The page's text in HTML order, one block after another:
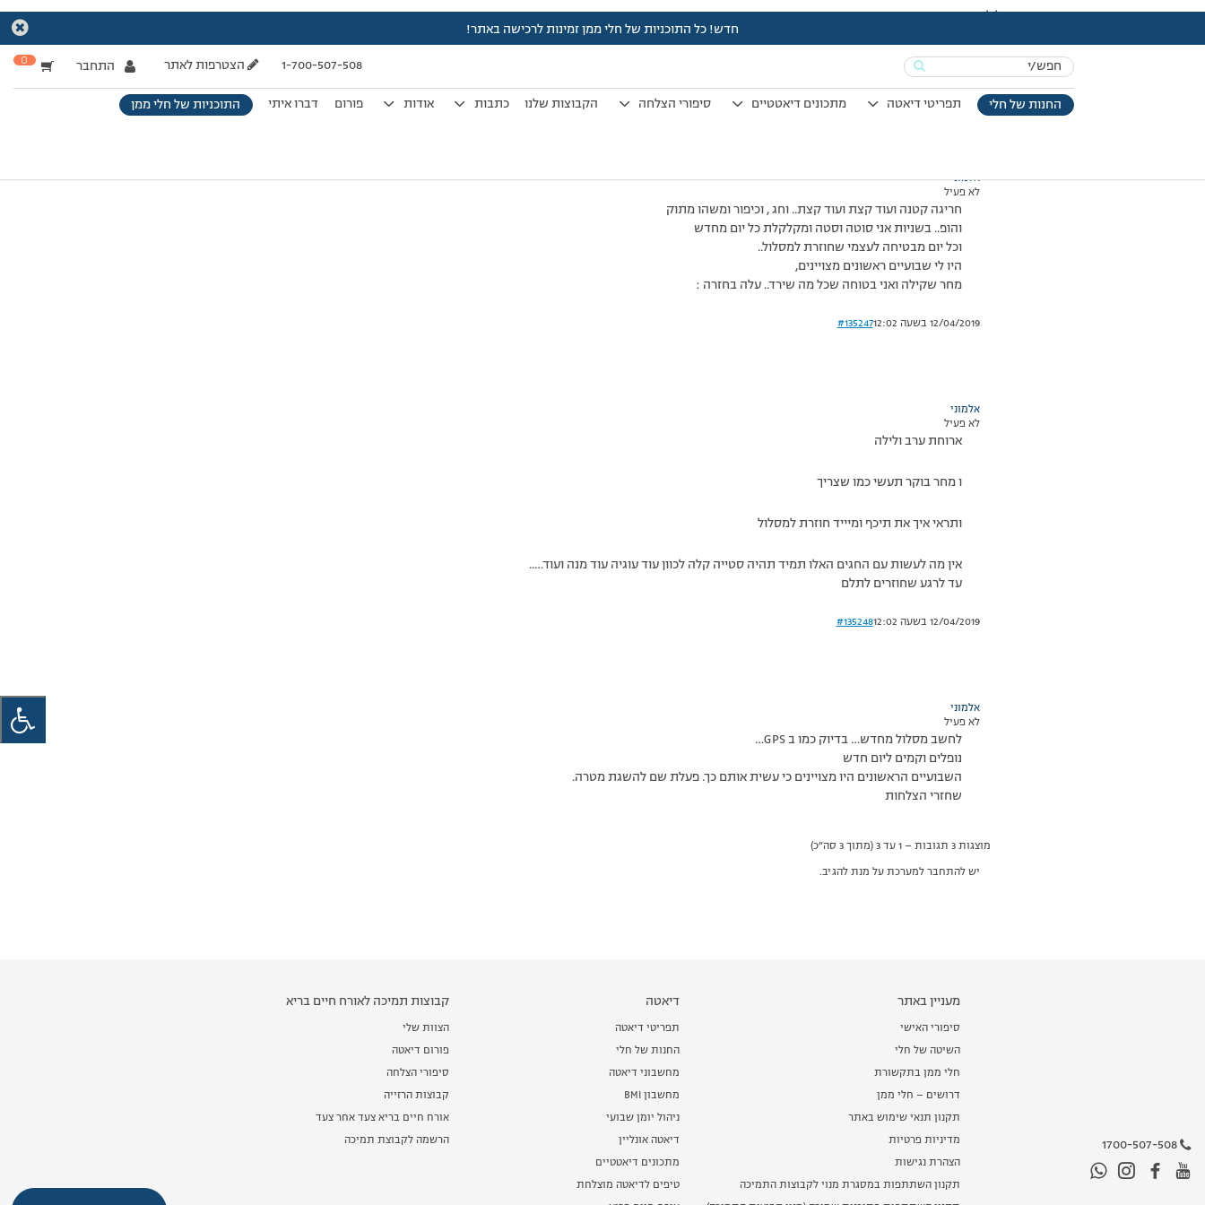
חדש! כל התוכניות של חלי ממן זמינות לרכישה באתר!
Search
for:
1-700-507-508 הצטרפות לאתר התחבר 0
החנות של חלי תפריטי דיאטה מתכונים דיאטטיים סיפורי הצלחה הקבוצות שלנו כתבות אודות פורום דברו איתי התוכניות של חלי ממן
עמוד הבית>דיונים>פורום>ירדתי מהמסלול
מוצגות 3 תגובות – 1 עד 3 (מתוך 3 סה״כ)
05/10/2014 בשעה 14:48
#135246
אלמוני
לא פעיל
חריגה קטנה ועוד קצת ועוד קצת.. וחג , וכיפור ומשהו מתוק
והופ.. בשניות אני סוטה וסטה ומקלקלת כל יום מחדש
וכל יום מבטיחה לעצמי שחוזרת למסלול..
היו לי שבועיים ראשונים מצויינים,
מחר שקילה ואני בטוחה שכל מה שירד.. עלה בחזרה :
12/04/2019 בשעה 12:02 #135247
אלמוני
לא פעיל
ארוחת ערב ולילה
ו מחר בוקר תעשי כמו שצריך
ותראי איך את תיכף ומיייד חוזרת למסלול
אין מה לעשות עם החגים האלו תמיד תהיה סטייה קלה לכוון עוד עוגיה עוד מנה ועוד…..
עד לרגע שחוזרים לתלם
12/04/2019 בשעה 12:02 #135248
אלמוני
לא פעיל
לחשב מסלול מחדש… בדיוק כמו ב GPS…
נופלים וקמים ליום חדש
השבועיים הראשונים היו מצויינים כי עשית אותם כך. פעלת שם להשגת מטרה.
שחזרי הצלחות
מוצגות 3 תגובות – 1 עד 3 (מתוך 3 סה״כ)
יש להתחבר למערכת על מנת להגיב.
1700-507-508
מעניין באתר
סיפורי האישי
השיטה של חלי
חלי ממן בתקשורת
דרושים – חלי ממן
תקנון תנאי שימוש באתר
מדיניות פרטיות
הצהרת נגישות
תקנון השתתפות במסגרת מנוי לקבוצות התמיכה
דיאטה
תפריטי דיאטה
החנות של חלי
מחשבוני דיאטה
מחשבון BMI
ניהול יומן שבועי
דיאטה אונליין
מתכונים דיאטטיים
טיפים לדיאטה מוצלחת
קבוצות תמיכה לאורח חיים בריא
הצוות שלי
פורום דיאטה
סיפורי הצלחה
קבוצות הרזייה
אורח חיים בריא צעד אחר צעד
הרשמה לקבוצת תמיכה